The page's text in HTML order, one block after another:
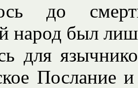
до
народ был
для
Послание